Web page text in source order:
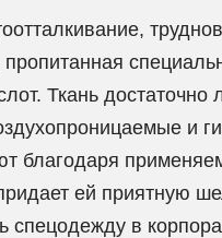
Ткань
и
благодаря
ей приятную
спецодежду в